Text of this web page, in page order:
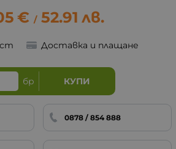
€ / 52.91 лв.
Доставка и плащане
бр КУПИ
0878 / 854 888